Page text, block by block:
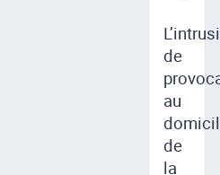
de
au
de
la